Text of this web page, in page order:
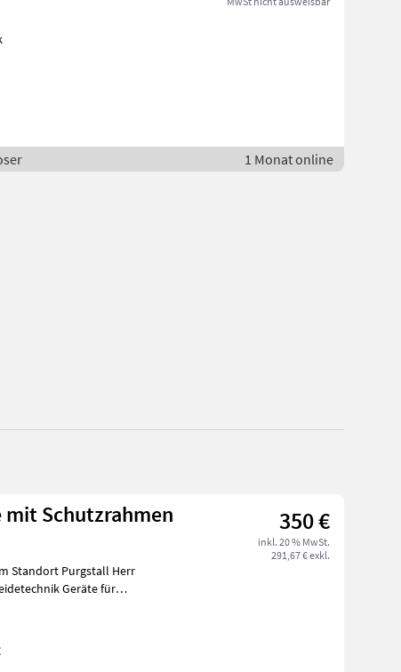
1 Monat online
Schutzrahmen 350 €
inkl. 20 % MwSt.
291,67 € exkl.
Standort Purgstall Herr
Geräte für